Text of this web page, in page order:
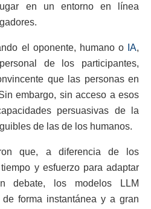
en un entorno en línea
el oponente, humano o IA,
de los participantes,
que las personas en
embargo, sin acceso a esos
persuasivas de la
de las de los humanos.
que, a diferencia de los
y esfuerzo para adaptar
debate, los modelos LLM
forma instantánea y a gran